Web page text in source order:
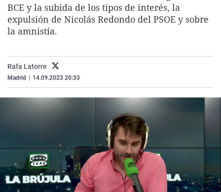
La rosa de los vientos
Gente viajera
Caso
Retornados
Operación Viuda
Extremadura
Galicia
Navarra
Virales
Televisión
BCE y la subida de los tipos de interés, la
expulsión de Nicolás Redondo del PSOE y sobre
la amnistía.
Rafa Latorre
Madrid 14.09.2023 20:33